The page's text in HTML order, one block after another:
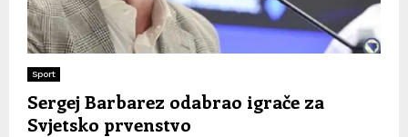
Sport
Sergej Barbarez odabrao igrače za
Svjetsko prvenstvo